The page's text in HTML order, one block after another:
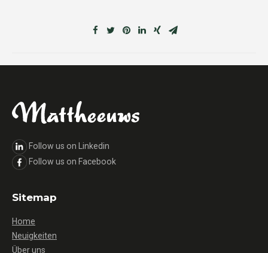
Follow us on Linkedin
Follow us on Facebook
Sitemap
Home
Neuigkeiten
Über uns